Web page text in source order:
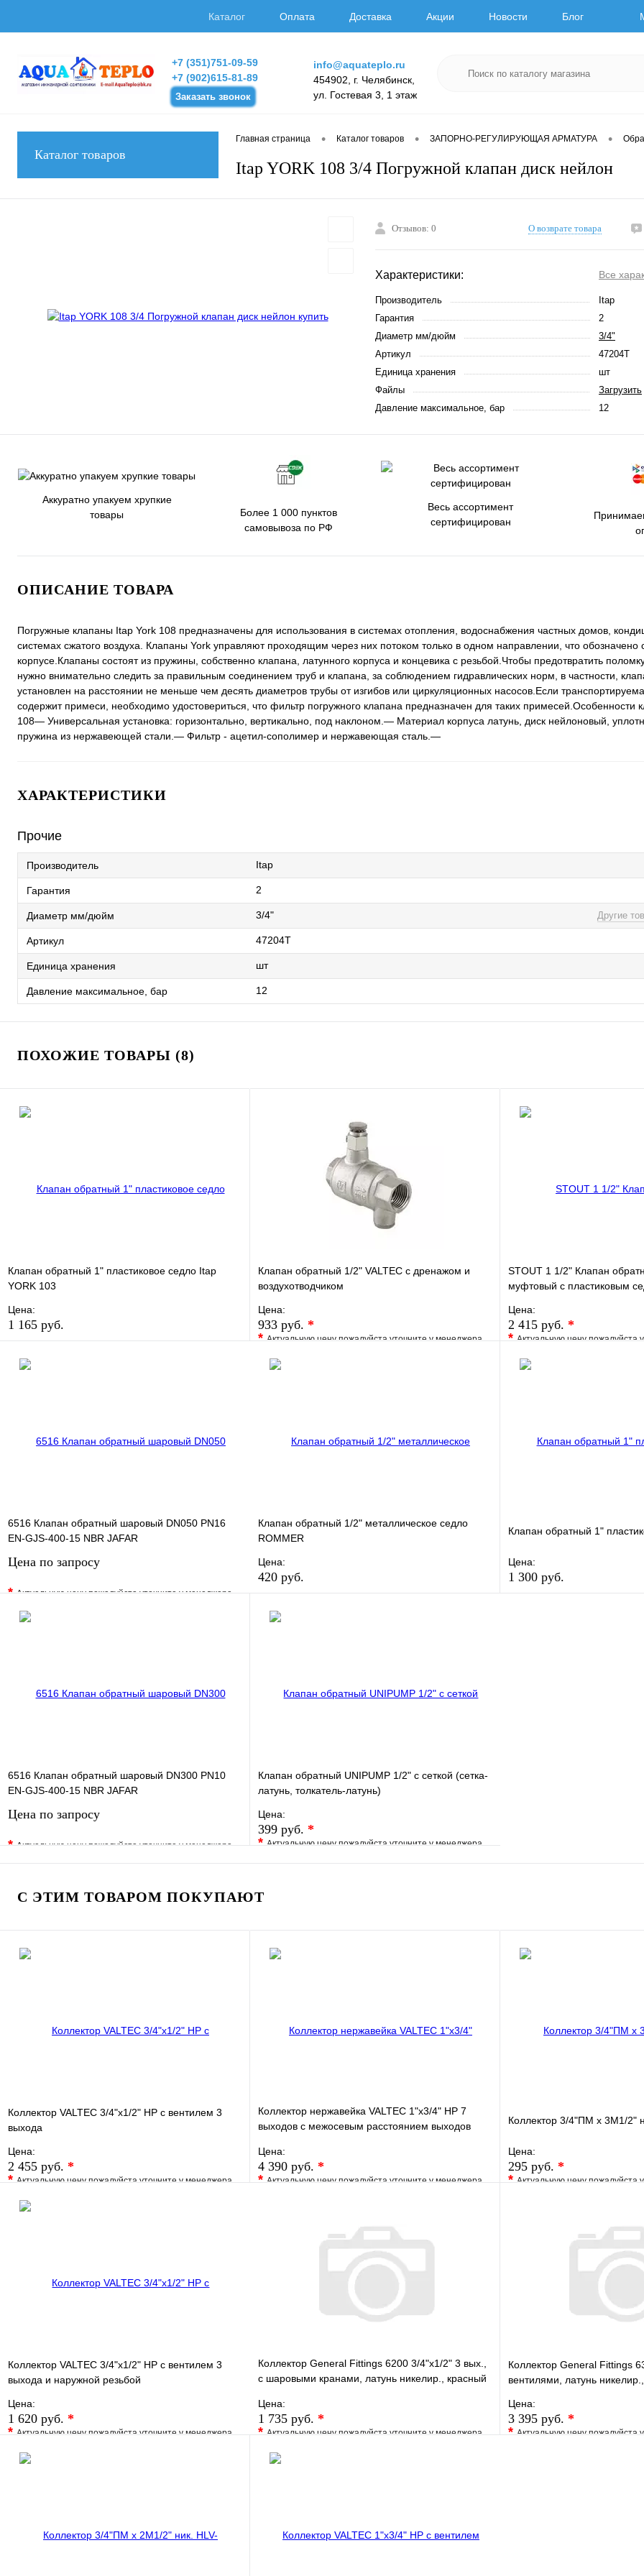
Каталог Оплата Доставка Акции Новости Блог
+7 (351)751-09-59
+7 (902)615-81-89
Заказать звонок
info@aquateplo.ru
454902, г. Челябинск,
ул. Гостевая 3, 1 этаж
Каталог товаров
Главная страница • Каталог товаров • ЗАПОРНО-РЕГУЛИРУЮЩАЯ АРМАТУРА •
Itap YORK 108 3/4 Погружной клапан диск нейлон
Отзывов: 0 О возврате товара
Характеристики: Все
Производитель
Itap
Гарантия
2
Диаметр мм/дюйм
3/4"
Артикул
47204T
Единица хранения
шт
Файлы
Загрузить
Давление максимальное, бар
12
Аккуратно упакуем хрупкие
товары
Более 1 000 пунктов
самовывоза по РФ
Весь ассортимент
сертифицирован
ОПИСАНИЕ ТОВАРА
Погружные клапаны Itap York 108 предназначены для использования в системах отопления, водоснабжения частных домов,
системах сжатого воздуха. Клапаны York управляют проходящим через них потоком только в одном направлении, что обозначено
корпусе.Клапаны состоят из пружины, собственно клапана, латунного корпуса и концевика с резьбой.Чтобы предотвратить
нужно внимательно следить за правильным соединением труб и клапана, за соблюдением гидравлических норм, в частности,
установлен на расстоянии не меньше чем десять диаметров трубы от изгибов или циркуляционных насосов.Если
содержит примеси, необходимо удостовериться, что фильтр погружного клапана предназначен для таких примесей.Особенности
108— Универсальная установка: горизонтально, вертикально, под наклоном.— Материал корпуса латунь, диск нейлоновый,
пружина из нержавеющей стали.— Фильтр - ацетил-сополимер и нержавеющая сталь.—
ХАРАКТЕРИСТИКИ
Прочие
Производитель Itap
Гарантия 2
Диаметр мм/дюйм 3/4" Другие
Артикул 47204T
Единица хранения шт
Давление максимальное, бар 12
ПОХОЖИЕ ТОВАРЫ (8)
Клапан обратный 1" пластиковое седло Itap
YORK 103
Цена:
1 165 руб.
Купить в 1 клик
Клапан обратный 1/2" VALTEC c дренажом и
воздухотводчиком
Цена:
933 руб. *
*Актуальную цену пожалуйста уточните у менеджера
В избранное
STOUT 1 1/2" Клапан
муфтовый с пластиковым
Цена:
2 415 руб. *
*Актуальную цену пожалуйста
В избранное
6516 Клапан обратный шаровый DN050 PN16
EN-GJS-400-15 NBR JAFAR
Цена по запросу
*Актуальную цену пожалуйста уточните у менеджера
В избранное
Клапан обратный 1/2" металлическое седло
ROMMER
Цена:
420 руб.
Купить в 1 клик
Клапан обратный 1"
Цена:
1 300 руб.
6516 Клапан обратный шаровый DN300 PN10
EN-GJS-400-15 NBR JAFAR
Цена по запросу
*Актуальную цену пожалуйста уточните у менеджера
В избранное Сравнение
Купить в 1 клик Под заказ
Запросить цену
Клапан обратный UNIPUMP 1/2" с сеткой (сетка-
латунь, толкатель-латунь)
Цена:
399 руб. *
*Актуальную цену пожалуйста уточните у менеджера
В избранное Сравнение
В корзину
С ЭТИМ ТОВАРОМ ПОКУПАЮТ
Коллектор VALTEC 3/4"х1/2" НР с вентилем 3
выхода
Цена:
2 455 руб. *
*Актуальную цену пожалуйста уточните у менеджера
В избранное
Коллектор нержавейка VALTEC 1"х3/4" НР 7
выходов с межосевым расстоянием выходов
Цена:
4 390 руб. *
*Актуальную цену пожалуйста уточните у менеджера
В корзину
Коллектор 3/4"ПМ х 3М1/2"
Цена:
295 руб. *
*Актуальную цену пожалуйста
Коллектор VALTEC 3/4"х1/2" НР с вентилем 3
выхода и наружной резьбой
Цена:
1 620 руб. *
*Актуальную цену пожалуйста уточните у менеджера
В избранное
Коллектор General Fittings 6200 3/4"х1/2" 3 вых.,
c шаровыми кранами, латунь никелир., красный
Цена:
1 735 руб. *
*Актуальную цену пожалуйста уточните у менеджера
В избранное
Коллектор General Fittings
вентилями, латунь
Цена:
3 395 руб. *
*Актуальную цену пожалуйста